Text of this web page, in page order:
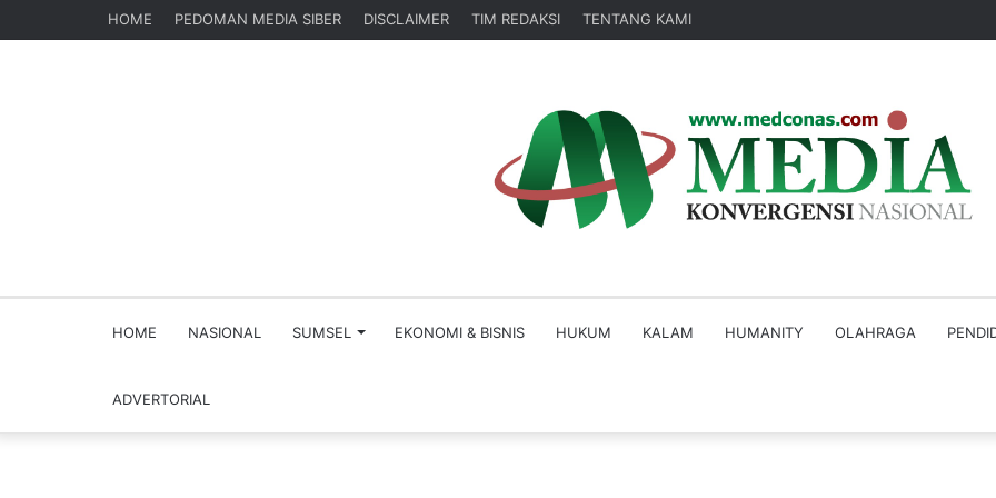
HOME PEDOMAN MEDIA SIBER DISCLAIMER TIM REDAKSI TENTANG KAMI
HOME NASIONAL SUMSEL EKONOMI & BISNIS HUKUM KALAM HUMANITY OLAHRAGA
ADVERTORIAL